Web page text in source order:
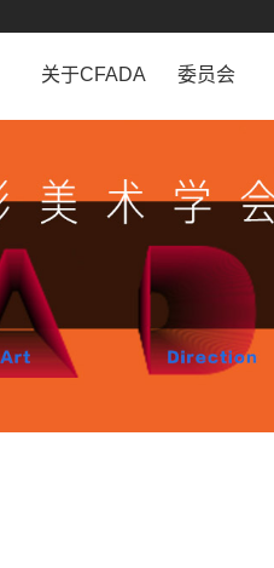
关于CFADA
学会介绍
学会章程
法律顾问团
委员会
工作条例
委员会设置
相关规定